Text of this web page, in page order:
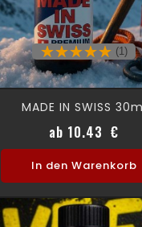
(1)
MADE IN SWISS
ab 10.43 €
In den Warenkorb